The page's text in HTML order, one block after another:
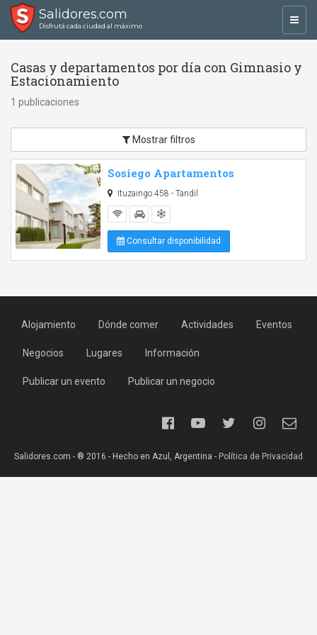
Salidores.com
Disfrutá cada ciudad al máximo
Casas y departamentos por día con Gimnasio y
Estacionamiento
1 publicaciones
Mostrar filtros
Sosiego Apartamentos
Ituzaingo 458 - Tandil
Consultar disponibilidad
Alojamiento Dónde comer Actividades Eventos
Negocios Lugares Información
Publicar un evento Publicar un negocio
Salidores.com - ® 2016 - Hecho en Azul, Argentina - Política de Privacidad